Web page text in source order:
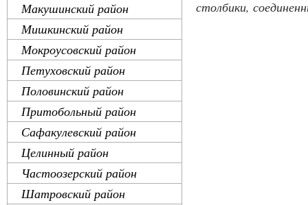
Макушинский район
Мишкинский район
Мокроусовский район
Петуховский район
Половинский район
Притобольный район
Сафакулевский район
Целинный район
Частоозерский район
Шатровский район
столбики,